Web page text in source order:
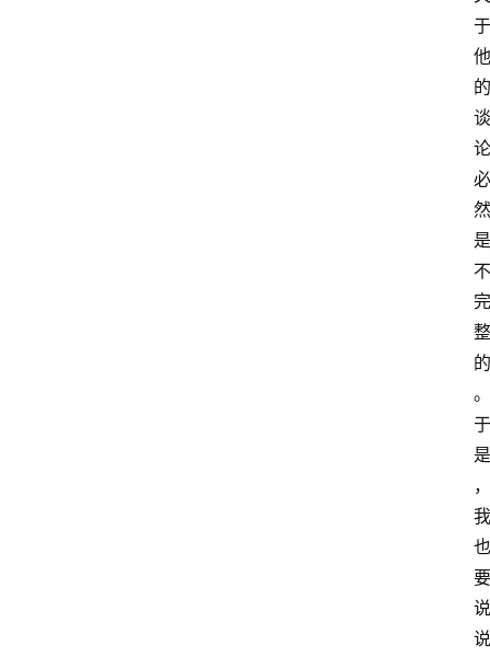
于
他
的
谈
论
必
然
是
不
完
整
的
。
于
是
，
我
也
要
说
说